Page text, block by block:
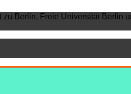
zu Berlin, Freie Universität